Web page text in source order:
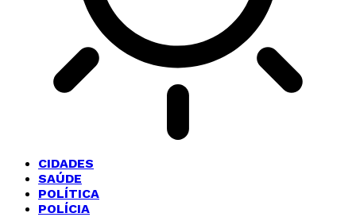
CIDADES
SAÚDE
POLÍTICA
POLÍCIA